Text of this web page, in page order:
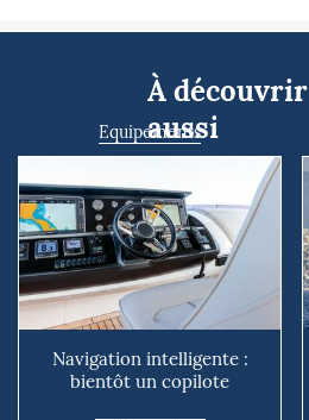
À découvrir
aussi
Equipements
Navigation intelligente :
bientôt un copilote